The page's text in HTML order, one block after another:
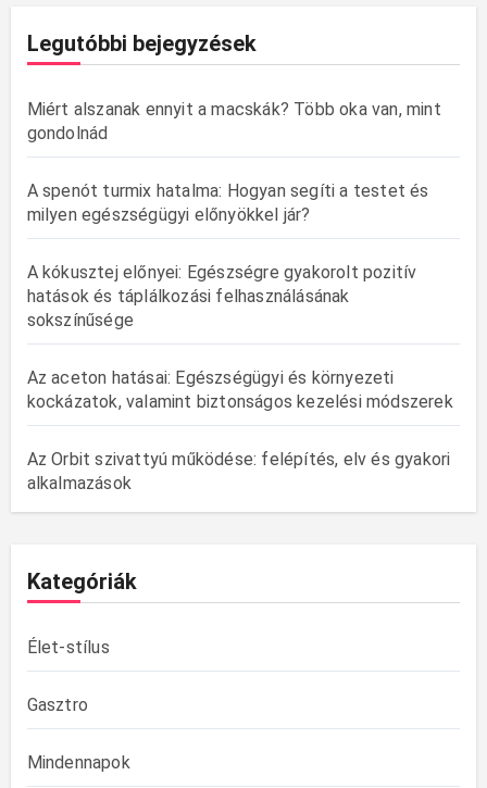
Legutóbbi bejegyzések
Miért alszanak ennyit a macskák? Több oka van, mint
gondolnád
A spenót turmix hatalma: Hogyan segíti a testet és
milyen egészségügyi előnyökkel jár?
A kókusztej előnyei: Egészségre gyakorolt pozitív
hatások és táplálkozási felhasználásának
sokszínűsége
Az aceton hatásai: Egészségügyi és környezeti
kockázatok, valamint biztonságos kezelési módszerek
Az Orbit szivattyú működése: felépítés, elv és gyakori
alkalmazások
Kategóriák
Élet-stílus
Gasztro
Mindennapok